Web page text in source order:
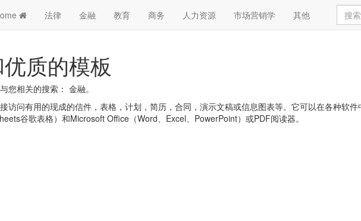
法律 金融 教育 商务 人力资源 市场营销学 其他
质的模板
您相关的搜索： 金融。
访问有用的现成的信件，表格，计划，简历，合同，演示文稿或信息图表等。它可以在各种软
谷歌表格）和Microsoft Office（Word、Excel、PowerPoint）或PDF阅读器。